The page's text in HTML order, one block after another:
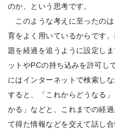
のか、という思考です。
このような考えに至ったの
育をよく用いているからです
題を経過を追うように設定し
ットやPCの持ち込みを許可し
にはインターネットで検索し
すると、「これからどうなる
かる」などと、これまでの経
て得た情報などを交えて話し